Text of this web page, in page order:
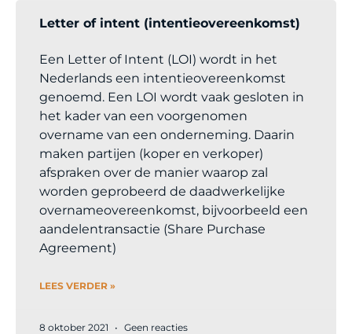
Letter of intent (intentieovereenkomst)
Een Letter of Intent (LOI) wordt in het
Nederlands een intentieovereenkomst
genoemd. Een LOI wordt vaak gesloten in
het kader van een voorgenomen
overname van een onderneming. Daarin
maken partijen (koper en verkoper)
afspraken over de manier waarop zal
worden geprobeerd de daadwerkelijke
overnameovereenkomst, bijvoorbeeld een
aandelentransactie (Share Purchase
Agreement)
LEES VERDER »
8 oktober 2021 Geen reacties